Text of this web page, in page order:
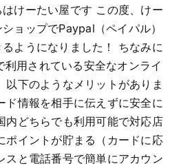
けーたい屋です この度、けー
ョップでPaypal（ペイパル）
ようになりました！ ちなみに
用されている安全なオンライ
以下のようなメリットがありま
ド情報を相手に伝えずに安全に
内どちらでも利用可能で対応店
ポイントが貯まる（カードに応
スと電話番号で簡単にアカウン